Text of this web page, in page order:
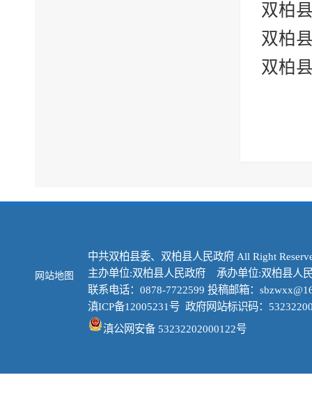
双柏
双柏
双柏
网站地图
中共双柏县委、双柏县人民政府 All Right
主办单位:双柏县人民政府 承办单位:双柏县人
联系电话：0878-7722599 投稿邮箱：
滇ICP备12005231号 政府网站标识码：
滇公网安备 53232202000122号